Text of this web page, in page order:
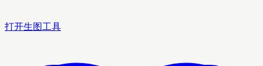
打开生图工具